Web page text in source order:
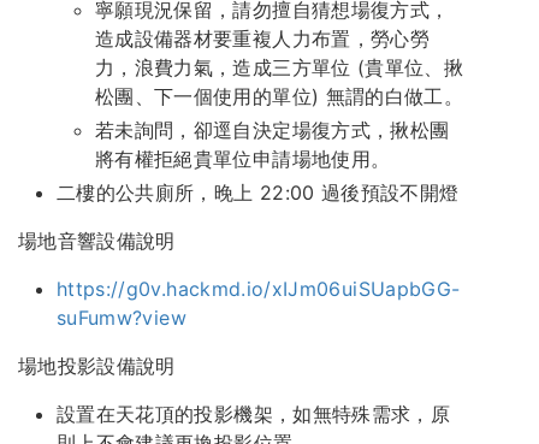
寧願現況保留，請勿擅自猜想場復方式，
造成設備器材要重複人力布置，勞心勞
力，浪費力氣，造成三方單位 (貴單位、揪
松團、下一個使用的單位) 無謂的白做工。
若未詢問，卻逕自決定場復方式，揪松團
將有權拒絕貴單位申請場地使用。
二樓的公共廁所，晚上 22:00 過後預設不開燈
場地音響設備說明
https://g0v.hackmd.io/xIJm06uiSUapbGG-
suFumw?view
場地投影設備說明
設置在天花頂的投影機架，如無特殊需求，原